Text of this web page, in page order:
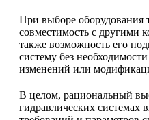
При выборе оборудования
совместимость с другими
также возможность его
систему без
изменений или
В целом, рациональный
гидравлических системах